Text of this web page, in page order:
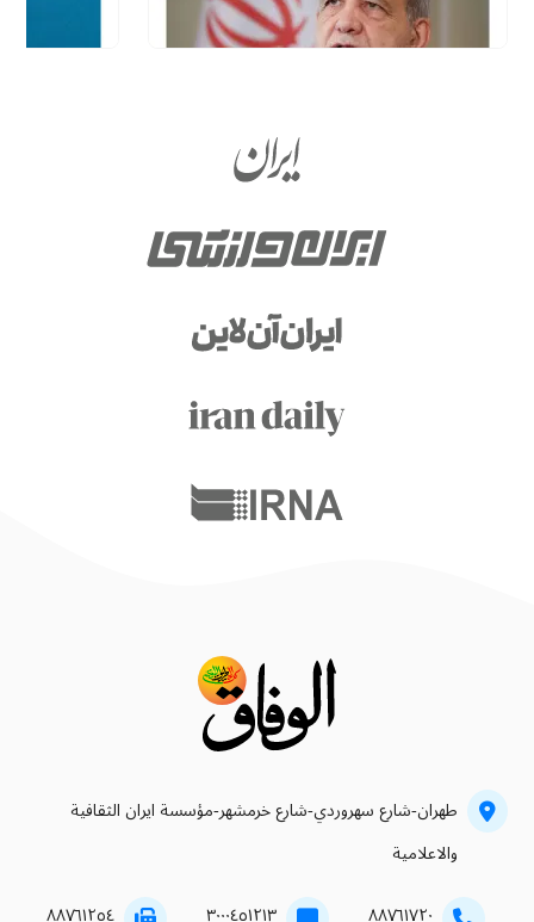
طهران-شارع سهروردي-شارع خرمشهر-مؤسسة ايران الثقافية
والاعلامية